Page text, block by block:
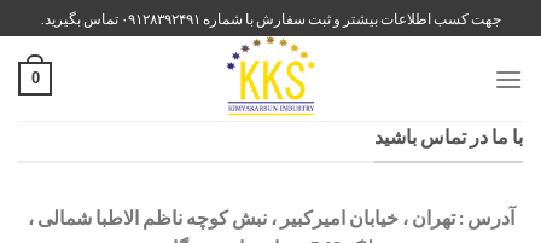
به
محتوا
جهت کسب اطلاعات بیشتر و ثبت سفارش با شماره ۰۹۱۲۸۳۹۲۴۹۱ تماس بگیرید.
0
با ما در تماس باشید
آدرس : تهران ، خیابان امیرکبیر ، نبش کوچه ناظم الاطبا شمالی ،